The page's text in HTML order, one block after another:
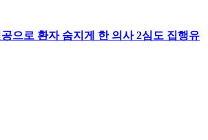
으로 환자 숨지게 한 의사 2심도 집행유